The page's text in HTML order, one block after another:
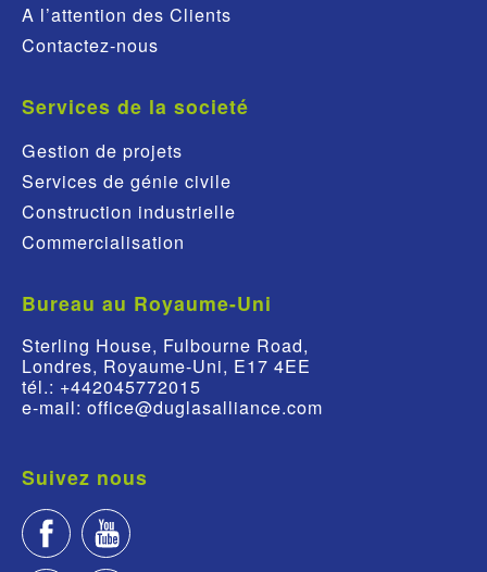
A l’attention des Clients
Contactez-nous
Services de la societé
Gestion de projets
Services de génie civile
Construction industrielle
Commercialisation
Bureau au Royaume-Uni
Sterling House, Fulbourne Road,
Londres, Royaume-Uni, E17 4EE
tél.: +442045772015
e-mail: office@duglasalliance.com
Suivez nous